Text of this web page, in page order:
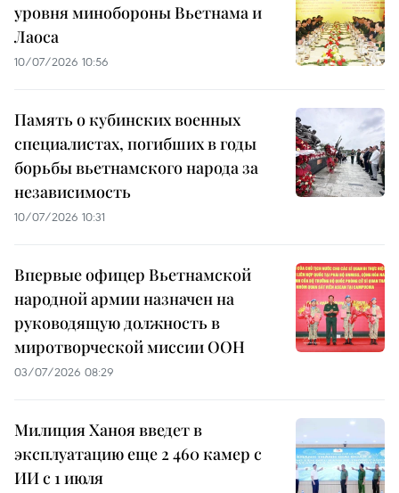
уровня минобороны Вьетнама и
Лаоса
10/07/2026 10:56
Память о кубинских военных
специалистах, погибших в годы
борьбы вьетнамского народа за
независимость
10/07/2026 10:31
Впервые офицер Вьетнамской
народной армии назначен на
руководящую должность в
миротворческой миссии ООН
03/07/2026 08:29
Милиция Ханоя введет в
эксплуатацию еще 2 460 камер с
ИИ с 1 июля